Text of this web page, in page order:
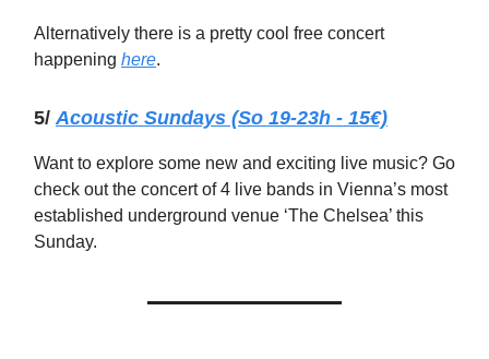
Alternatively there is a pretty cool free concert
happening here.
5/Acoustic Sundays (So 19-23h - 15€)
Want to explore some new and exciting live music? Go
check out the concert of 4 live bands in Vienna’s most
established underground venue ‘The Chelsea’ this
Sunday.